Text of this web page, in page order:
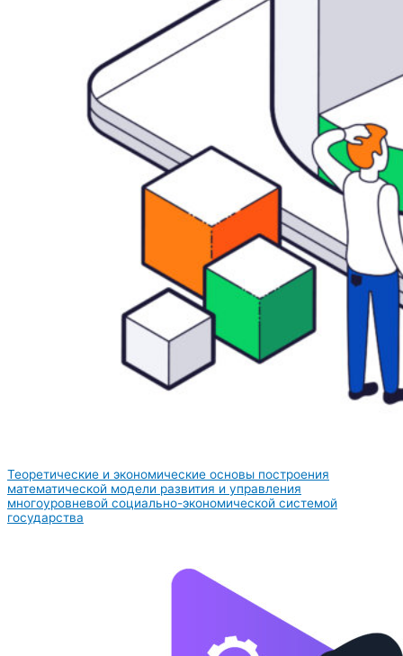
Теоретические и экономические основы построения
математической модели развития и управления
многоуровневой социально-экономической системой
государства